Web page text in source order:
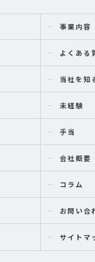
事業内容
よくある
当社を知
未経験
手当
会社概要
コラム
お問い合
サイトマ